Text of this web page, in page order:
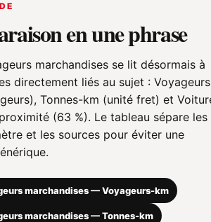
en une phrase
marchandises se lit désormais à
directement liés au sujet :
Tonnes-km (unité fret) et
(63 %). Le tableau sépare les
et les sources pour éviter une
marchandises — Voyageurs-km
marchandises — Tonnes-km